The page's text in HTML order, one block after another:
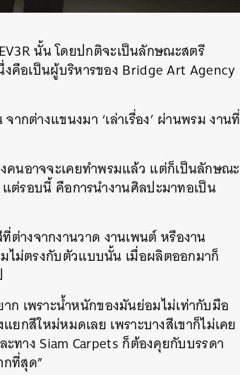
นั้น โดยปกติจะเป็นลักษณะสตรี
อเป็นผู้บริหารของ Bridge Art Agency
กต่างแขนงมา ‘เล่าเรื่อง’ ผ่านพรม งานที่
คนอาจจะเคยทำพรมแล้ว แต่ก็เป็นลักษณะ
ต่รอบนี้ คือการนำงานศิลปะมาทอเป็น
ต่างจากงานวาด งานเพนต์ หรืองาน
ม่ตรงกับตัวแบบนั้น เมื่อผลิตออกมาก็
เพราะน้ำหนักของมันย่อมไม่เท่ากับมือ
กสีใหม่หมดเลย เพราะบางสีเขาก็ไม่เคย
ทาง Siam Carpets ก็ต้องคุยกับบรรดา
กที่สุด”